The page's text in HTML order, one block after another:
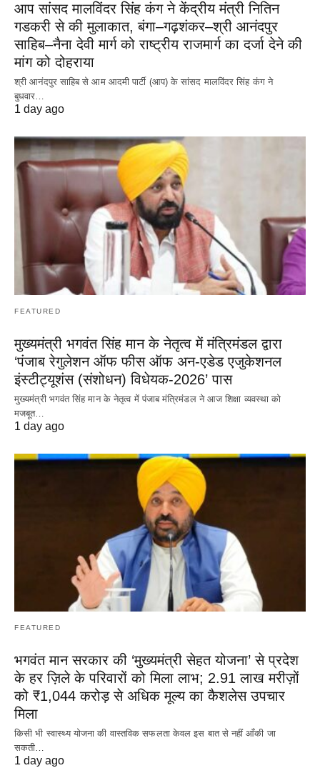
आप सांसद मालविंदर सिंह कंग ने केंद्रीय मंत्री नितिन
गडकरी से की मुलाकात, बंगा–गढ़शंकर–श्री आनंदपुर
साहिब–नैना देवी मार्ग को राष्ट्रीय राजमार्ग का दर्जा देने की
मांग को दोहराया
श्री आनंदपुर साहिब से आम आदमी पार्टी (आप) के सांसद मालविंदर सिंह कंग ने
बुधवार…
1 day ago
FEATURED
मुख्यमंत्री भगवंत सिंह मान के नेतृत्व में मंत्रिमंडल द्वारा
‘पंजाब रेगुलेशन ऑफ फीस ऑफ अन-एडेड एजुकेशनल
इंस्टीट्यूशंस (संशोधन) विधेयक-2026’ पास
मुख्यमंत्री भगवंत सिंह मान के नेतृत्व में पंजाब मंत्रिमंडल ने आज शिक्षा व्यवस्था को
मजबूत…
1 day ago
FEATURED
भगवंत मान सरकार की ‘मुख्यमंत्री सेहत योजना’ से प्रदेश
के हर ज़िले के परिवारों को मिला लाभ; 2.91 लाख मरीज़ों
को ₹1,044 करोड़ से अधिक मूल्य का कैशलेस उपचार
मिला
किसी भी स्वास्थ्य योजना की वास्तविक सफलता केवल इस बात से नहीं आँकी जा
सकती…
1 day ago